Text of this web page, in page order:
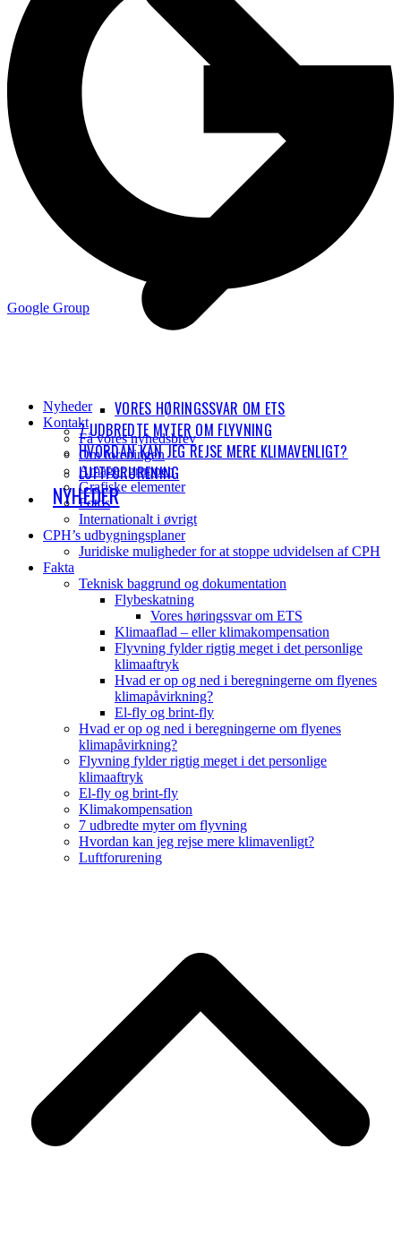
VORES HØRINGSSVAR OM ETS
7 UDBREDTE MYTER OM FLYVNING
HVORDAN KAN JEG REJSE MERE KLIMAVENLIGT?
LUFTFORURENING
NYHEDER
Google Group
Nyheder
Kontakt
Få vores nyhedsbrev
Om foreningen
Amager gruppen
Grafiske elementer
Fotos
Internationalt i øvrigt
CPH’s udbygningsplaner
Juridiske muligheder for at stoppe udvidelsen af CPH
Fakta
Teknisk baggrund og dokumentation
Flybeskatning
Vores høringssvar om ETS
Klimaaflad – eller klimakompensation
Flyvning fylder rigtig meget i det personlige
klimaaftryk
Hvad er op og ned i beregningerne om flyenes
klimapåvirkning?
El-fly og brint-fly
Hvad er op og ned i beregningerne om flyenes
klimapåvirkning?
Flyvning fylder rigtig meget i det personlige
klimaaftryk
El-fly og brint-fly
Klimakompensation
7 udbredte myter om flyvning
Hvordan kan jeg rejse mere klimavenligt?
Luftforurening